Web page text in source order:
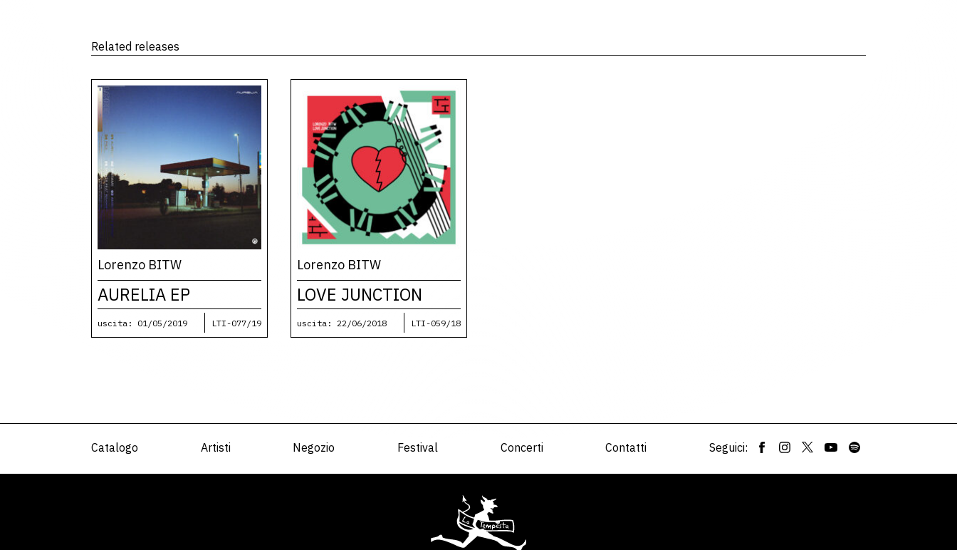
Related releases
Lorenzo BITW
AURELIA EP
uscita: 01/05/2019 LTI-077/19
Lorenzo BITW
LOVE JUNCTION
uscita: 22/06/2018 LTI-059/18
Catalogo Artisti Negozio Festival Concerti Contatti Seguici: